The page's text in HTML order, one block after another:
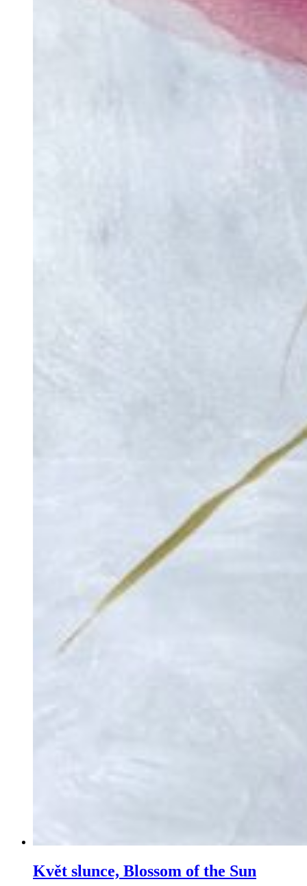
Květ slunce, Blossom of the Sun